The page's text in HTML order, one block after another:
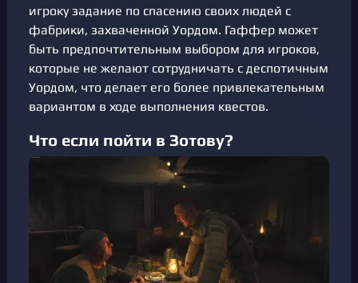
игроку задание по спасению своих людей с
фабрики, захваченной Уордом. Гаффер может
быть предпочтительным выбором для игроков,
которые не желают сотрудничать с деспотичным
Уордом, что делает его более привлекательным
вариантом в ходе выполнения квестов.
Что если пойти в Зотову?